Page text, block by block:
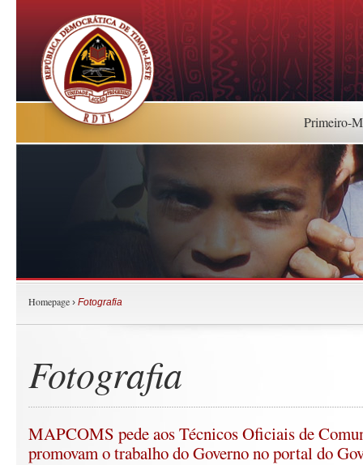
Primeiro-
Homepage › Fotografia
Fotografia
MAPCOMS pede aos Técnicos Oficiais de
promovam o trabalho do Governo no portal do